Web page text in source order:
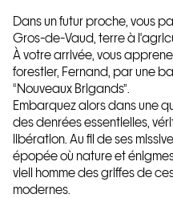
Dans un futur proche, vous
Gros-de-Vaud, terre à
À votre arrivée, vous
forestier, Fernand, par une
“Nouveaux Brigands”.
Embarquez alors dans une
des denrées essentielles,
libération. Au fil de ses
épopée où nature et
vieil homme des griffes de
modernes.